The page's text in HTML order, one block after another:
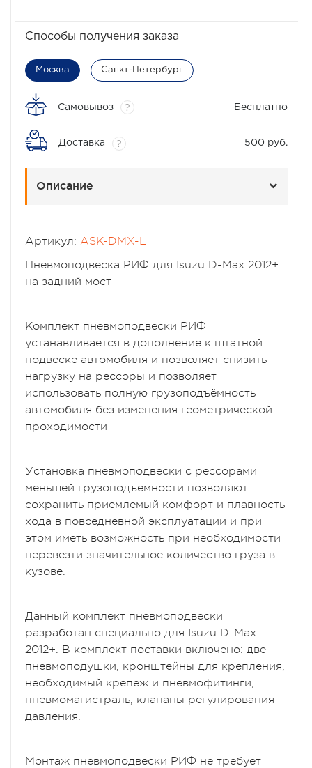
Способы получения заказа
Москва Санкт-Петербург
Самовывоз ? Бесплатно
Доставка ? 500 руб.
Описание
Артикул: ASK-DMX-L
Пневмоподвеска РИФ для Isuzu D-Max 2012+
на задний мост
Комплект пневмоподвески РИФ
устанавливается в дополнение к штатной
подвеске автомобиля и позволяет снизить
нагрузку на рессоры и позволяет
использовать полную грузоподъёмность
автомобиля без изменения геометрической
проходимости
Установка пневмоподвески с рессорами
меньшей грузоподъемности позволяют
сохранить приемлемый комфорт и плавность
хода в повседневной эксплуатации и при
этом иметь возможность при необходимости
перевезти значительное количество груза в
кузове.
Данный комплект пневмоподвески
разработан специально для Isuzu D-Max
2012+. В комплект поставки включено: две
пневмоподушки, кронштейны для крепления,
необходимый крепеж и пневмофитинги,
пневмомагистраль, клапаны регулирования
давления.
Монтаж пневмоподвески РИФ не требует